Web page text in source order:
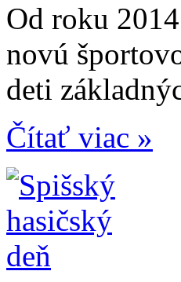
Od roku
novú
deti
Čítať viac »